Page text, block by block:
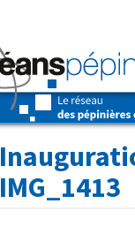
IMG_1413